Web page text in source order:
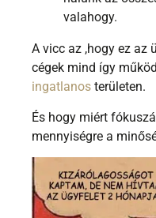
valahogy.
A vicc az ,hogy ez az
cégek mind így
ingatlanos területen.
És hogy miért
mennyiségre a